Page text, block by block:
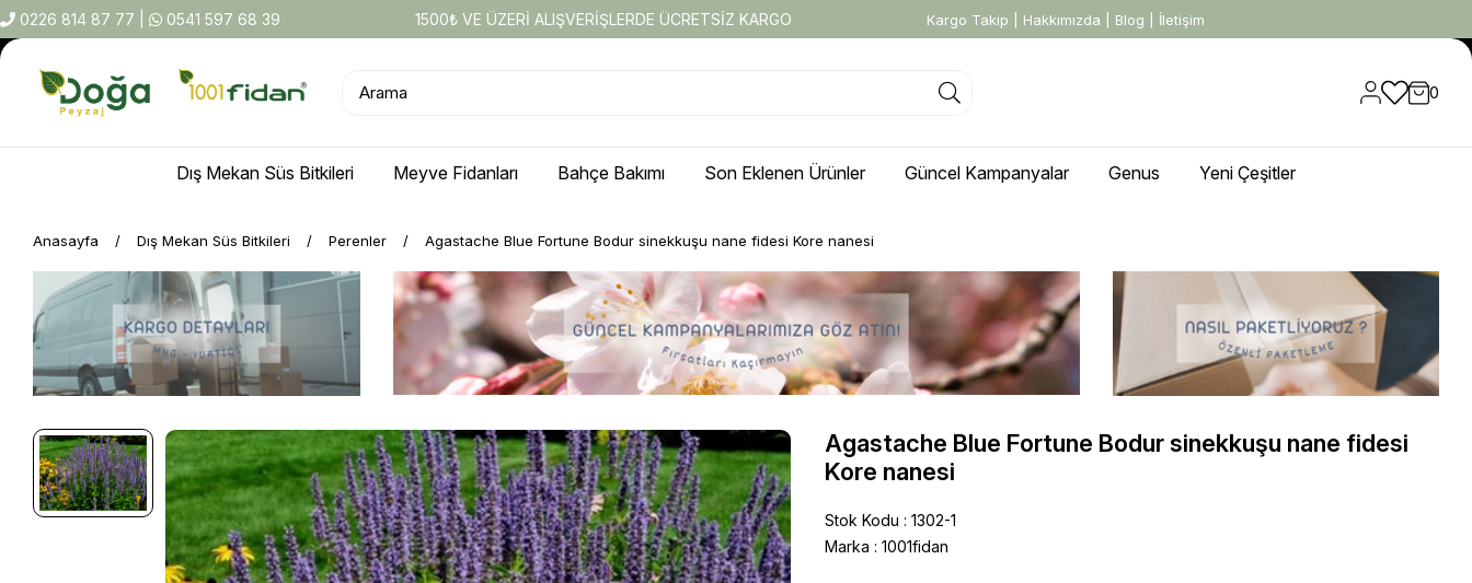
0226 814 87 77 0541 597 68 39 1500₺ VE ÜZERİ ALIŞVERİŞLERDE ÜCRETSİZ KARGO Kargo Takip Hakkımızda Blog İletişim
0
Dış Mekan Süs Bitkileri Meyve Fidanları Bahçe Bakımı Son Eklenen Ürünler Güncel Kampanyalar Genus Yeni Çeşitler
Anasayfa Dış Mekan Süs Bitkileri Perenler Agastache Blue Fortune Bodur sinekkuşu nane fidesi Kore nanesi
Agastache Blue Fortune Bodur sinekkuşu nane fidesi
Kore nanesi
Stok Kodu
1302-1
Marka : 1001fidan